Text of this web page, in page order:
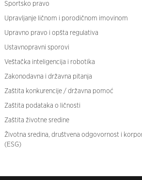
Sportsko pravo
Upravljanje ličnom i porodičnom imovinom
Upravno pravo i opšta regulativa
Ustavnopravni sporovi
Veštačka inteligencija i robotika
Zakonodavna i državna pitanja
Zaštita konkurencije / državna pomoć
Zaštita podataka o ličnosti
Zaštita životne sredine
Životna sredina, društvena odgovornost i
(ESG)